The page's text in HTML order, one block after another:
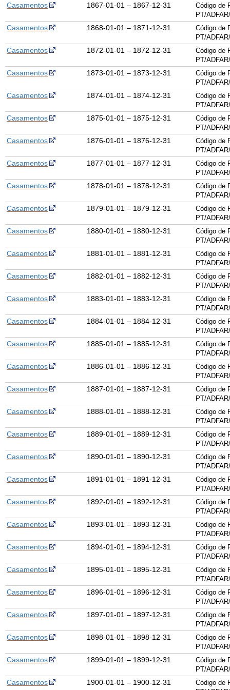
Casamentos 1867-01-01 – 1867-12-31
Código de
PT/
Casamentos 1868-01-01 – 1871-12-31
Código de
PT/
Casamentos 1872-01-01 – 1872-12-31
Código de
PT/
Casamentos 1873-01-01 – 1873-12-31
Código de
PT/
Casamentos 1874-01-01 – 1874-12-31
Código de
PT/
Casamentos 1875-01-01 – 1875-12-31
Código de
PT/
Casamentos 1876-01-01 – 1876-12-31
Código de
PT/
Casamentos 1877-01-01 – 1877-12-31
Código de
PT/
Casamentos 1878-01-01 – 1878-12-31
Código de
PT/
Casamentos 1879-01-01 – 1879-12-31
Código de
PT/
Casamentos 1880-01-01 – 1880-12-31
Código de
PT/
Casamentos 1881-01-01 – 1881-12-31
Código de
PT/
Casamentos 1882-01-01 – 1882-12-31
Código de
PT/
Casamentos 1883-01-01 – 1883-12-31
Código de
PT/
Casamentos 1884-01-01 – 1884-12-31
Código de
PT/
Casamentos 1885-01-01 – 1885-12-31
Código de
PT/
Casamentos 1886-01-01 – 1886-12-31
Código de
PT/
Casamentos 1887-01-01 – 1887-12-31
Código de
PT/
Casamentos 1888-01-01 – 1888-12-31
Código de
PT/
Casamentos 1889-01-01 – 1889-12-31
Código de
PT/
Casamentos 1890-01-01 – 1890-12-31
Código de
PT/
Casamentos 1891-01-01 – 1891-12-31
Código de
PT/
Casamentos 1892-01-01 – 1892-12-31
Código de
PT/
Casamentos 1893-01-01 – 1893-12-31
Código de
PT/
Casamentos 1894-01-01 – 1894-12-31
Código de
PT/
Casamentos 1895-01-01 – 1895-12-31
Código de
PT/
Casamentos 1896-01-01 – 1896-12-31
Código de
PT/
Casamentos 1897-01-01 – 1897-12-31
Código de
PT/
Casamentos 1898-01-01 – 1898-12-31
Código de
PT/
Casamentos 1899-01-01 – 1899-12-31
Código de
PT/
Casamentos 1900-01-01 – 1900-12-31
Código de